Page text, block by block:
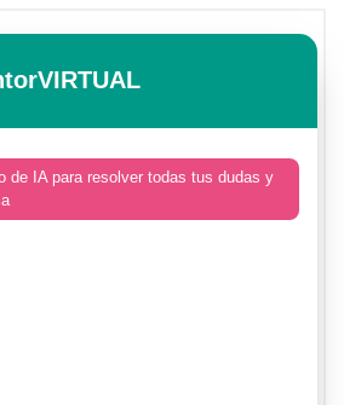
de IA para resolver todas tus dudas y